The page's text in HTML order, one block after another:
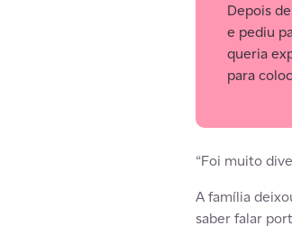
Depois
e pediu
queria
para
“Foi muito
A família
saber falar